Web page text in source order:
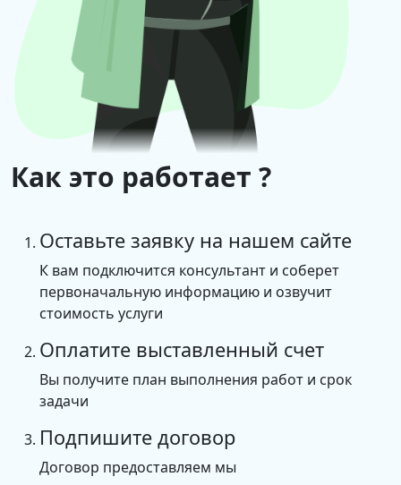
«1С:МДЛП»;
информационная
база для работы;
информационная
база для
тестирования;
2 сеанса
вкладок браузера
или окон тонкого
клиента);
количество
1.
12 000 руб./год
Как это работает ?
Оставьте заявку на нашем сайте
К вам подключится консультант и соберет
первоначальную информацию и озвучит
стоимость услуги
Оплатите выставленный счет
Вы получите план выполнения работ и срок
задачи
Подпишите договор
Договор предоставляем мы